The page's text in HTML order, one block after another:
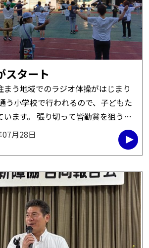
スタート
まう地域でのラジオ体操がはじまり
う小学校で行われるので、子どもた
います。 張り切って皆勤賞を狙う息
、暑さにめげずの参加です。 そもそ
昭和天 […]
月28日